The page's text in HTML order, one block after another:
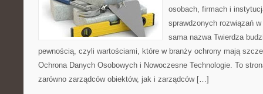
osobach, firmach i
sprawdzonych rozwiązań
sama nazwa Twierdza
pewnością, czyli wartościami, które w branży ochrony mają
Ochrona Danych Osobowych i Nowoczesne Technologie. To
zarówno zarządców obiektów, jak i zarządców […]